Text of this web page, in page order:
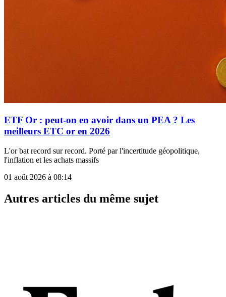
ETF Or : peut-on en avoir dans un PEA ? Les
meilleurs ETC or en 2026
L'or bat record sur record. Porté par l'incertitude géopolitique,
l'inflation et les achats massifs
01 août 2026 à 08:14
Autres articles du même sujet